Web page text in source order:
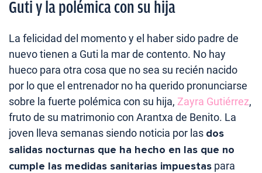
Guti y la polémica con su hija
La felicidad del momento y el haber sido padre de
nuevo tienen a Guti la mar de contento. No hay
hueco para otra cosa que no sea su recién nacido
por lo que el entrenador no ha querido pronunciarse
sobre la fuerte polémica con su hija, Zayra Gutiérrez,
fruto de su matrimonio con Arantxa de Benito. La
joven lleva semanas siendo noticia por las dos
salidas nocturnas que ha hecho en las que no
cumple las medidas sanitarias impuestas para